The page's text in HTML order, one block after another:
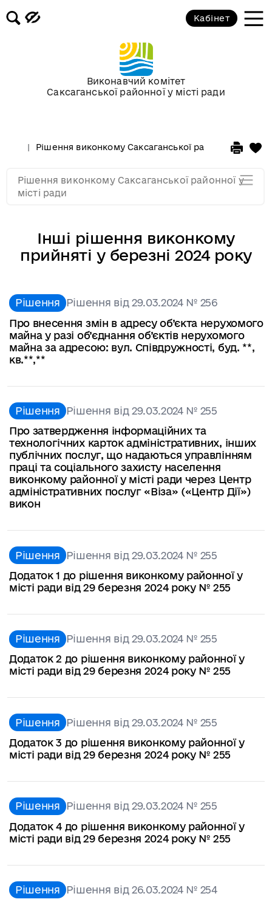
Виконавчий комітет
Саксаганської районної у місті ради
Кабінет
Рішення виконкому Саксаганської районної у місті
Інші рішення виконкому
прийняті у березні 2024 року
Рішення Рішення від 29.03.2024 № 256
Про внесення змін в адресу об’єкта нерухомого
майна у разі об’єднання об’єктів нерухомого
майна за адресою: вул. Співдружності, буд. **,
кв.**,**
Рішення Рішення від 29.03.2024 № 255
Про затвердження інформаційних та
технологічних карток адміністративних, інших
публічних послуг, що надаються управлінням
праці та соціального захисту населення
виконкому районної у місті ради через Центр
адміністративних послуг «Віза» («Центр Дії»)
викон
Рішення Рішення від 29.03.2024 № 255
Додаток 1 до рішення виконкому районної у
місті ради від 29 березня 2024 року № 255
Рішення Рішення від 29.03.2024 № 255
Додаток 2 до рішення виконкому районної у
місті ради від 29 березня 2024 року № 255
Рішення Рішення від 29.03.2024 № 255
Додаток 3 до рішення виконкому районної у
місті ради від 29 березня 2024 року № 255
Рішення Рішення від 29.03.2024 № 255
Додаток 4 до рішення виконкому районної у
місті ради від 29 березня 2024 року № 255
Рішення Рішення від 26.03.2024 № 254
Рішення виконкому Саксаганської районної у
місті ради
Засідання за 2015 рік
Засідання за 2014 рік
Засідання за 2013 рік
Засідання за 2011
Засідання за 2010